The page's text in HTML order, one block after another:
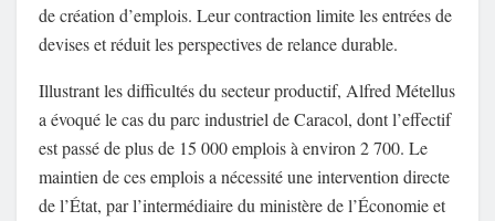
de création d’emplois. Leur contraction limite les entrées de
devises et réduit les perspectives de relance durable.
Illustrant les difficultés du secteur productif, Alfred Métellus
a évoqué le cas du parc industriel de Caracol, dont l’effectif
est passé de plus de 15 000 emplois à environ 2 700. Le
maintien de ces emplois a nécessité une intervention directe
de l’État, par l’intermédiaire du ministère de l’Économie et